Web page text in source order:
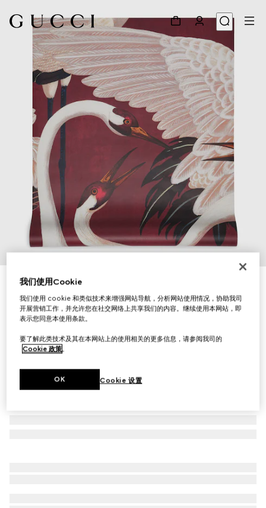
苍鹭印花壁纸
£445
相关款式古驰安可拉红
我们使用Cookie
我们使用 cookie 和类似技术来增强网站导航，分析网站使用情况，协助我司
开展营销工作，并允许您在社交网络上共享我们的内容。继续使用本网站，即
表示您同意本使用条款。
要了解此类技术及其在本网站上的使用相关的更多信息，请参阅我司的
Cookie 政策。
Cookie 设置
OK